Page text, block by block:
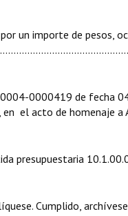
por un importe de pesos,
0000419 de fecha
en el acto de homenaje
Cumplido,